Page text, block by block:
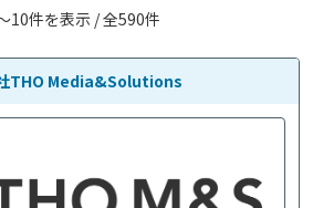
10件を表示 / 全590件
THO Media&Solutions